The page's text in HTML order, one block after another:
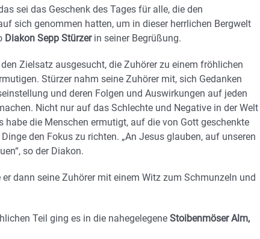
sei das Geschenk des Tages für alle, die den
sich genommen hatten, um in dieser herrlichen Bergwelt
Diakon Sepp Stürzerin seiner Begrüßung.
Zielsatz ausgesucht, die Zuhörer zu einem fröhlichen
Stürzer nahm seine Zuhörer mit, sich Gedanken
und deren Folgen und Auswirkungen auf jeden
Nicht nur auf das Schlechte und Negative in der Welt
habe die Menschen ermutigt, auf die von Gott geschenkte
den Fokus zu richten. „An Jesus glauben, auf unseren
so der Diakon.
dann seine Zuhörer mit einem Witz zum Schmunzeln und
Teil ging es in die nahegelegene Stoibenmöser Alm,